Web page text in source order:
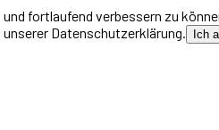
fortlaufend verbessern zu
Datenschutzerklärung.
Ich